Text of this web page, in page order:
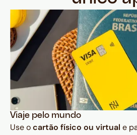
Viaje pelo mundo
Use ocartão físico ou virtual e